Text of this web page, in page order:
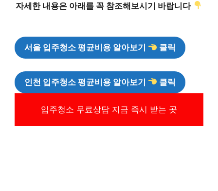
자세한 내용은 아래를 꼭 참조해보시기 바랍니다
서울 입주청소 평균비용 알아보기 클릭
인천 입주청소 평균비용 알아보기 클릭
입주청소 무료상담 지금 즉시 받는 곳